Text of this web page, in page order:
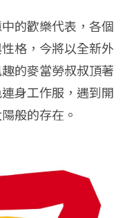
的歡樂代表， 各個
格， 今將以全新外
的麥當勞叔叔頂著
身工作服，遇到開
般的存在。